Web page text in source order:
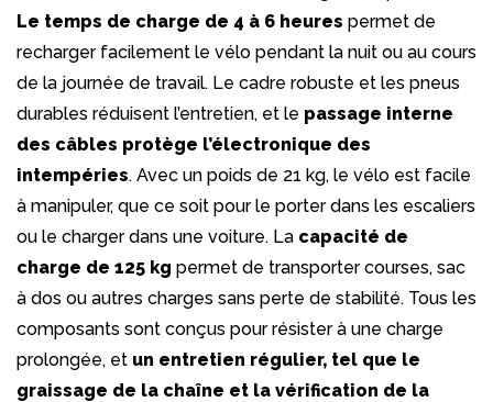
Le temps de charge de 4 à 6 heures permet de
recharger facilement le vélo pendant la nuit ou au cours
de la journée de travail. Le cadre robuste et les pneus
durables réduisent l’entretien, et le passage interne
des câbles protège l’électronique des
intempéries. Avec un poids de 21 kg, le vélo est facile
à manipuler, que ce soit pour le porter dans les escaliers
ou le charger dans une voiture. La capacité de
charge de 125 kg permet de transporter courses, sac
à dos ou autres charges sans perte de stabilité. Tous les
composants sont conçus pour résister à une charge
prolongée, et un entretien régulier, tel que le
graissage de la chaîne et la vérification de la